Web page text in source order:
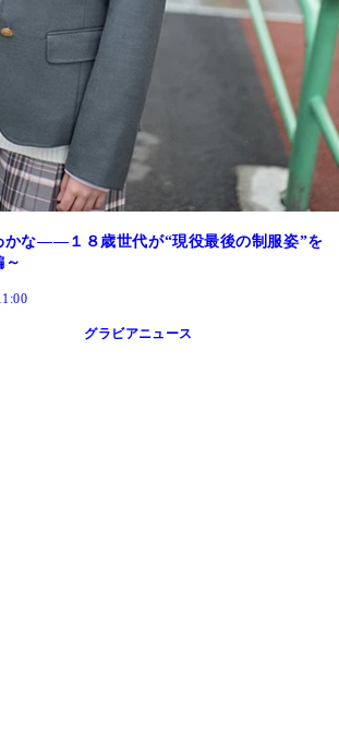
かな――１８歳世代が“現役最後の制服姿”を
～
グラビアニュース